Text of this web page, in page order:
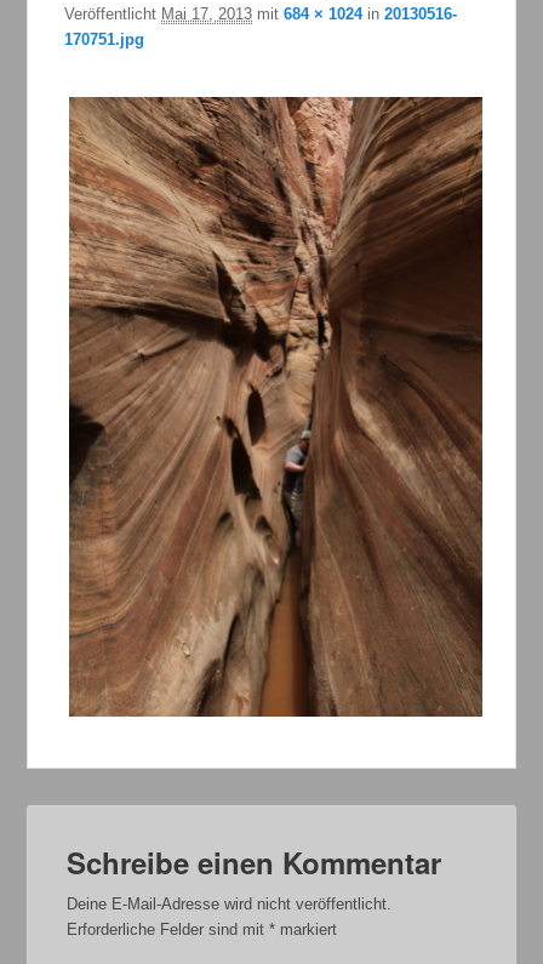
Veröffentlicht Mai 17, 2013 mit684 × 1024in20130516-
170751.jpg
Schreibe einen Kommentar
Deine E-Mail-Adresse wird nicht veröffentlicht.
Erforderliche Felder sind mit* markiert